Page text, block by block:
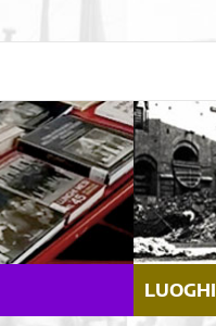
LUOGHI